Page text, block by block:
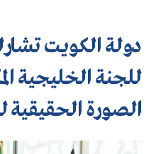
للجنة الخليجية
الصورة الحقيقية